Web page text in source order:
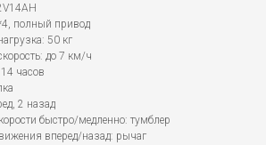
полный привод
50 кг
до 7 км/ч
часов
2 назад
быстро/медленно: тумблер
вперед/назад: рычаг